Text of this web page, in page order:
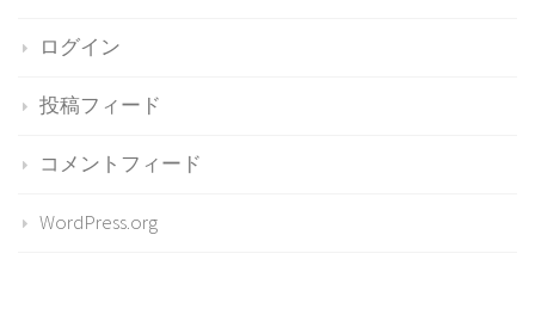
ログイン
投稿フィード
コメントフィード
WordPress.org